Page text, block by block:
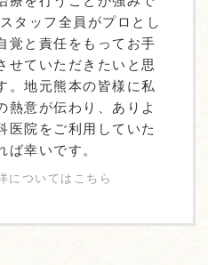
タッフ全員がプロとし
覚と責任をもってお手
せていただきたいと思
。地元熊本の皆様に私
熱意が伝わり、ありよ
医院をご利用していた
ば幸いです。
についてはこちら